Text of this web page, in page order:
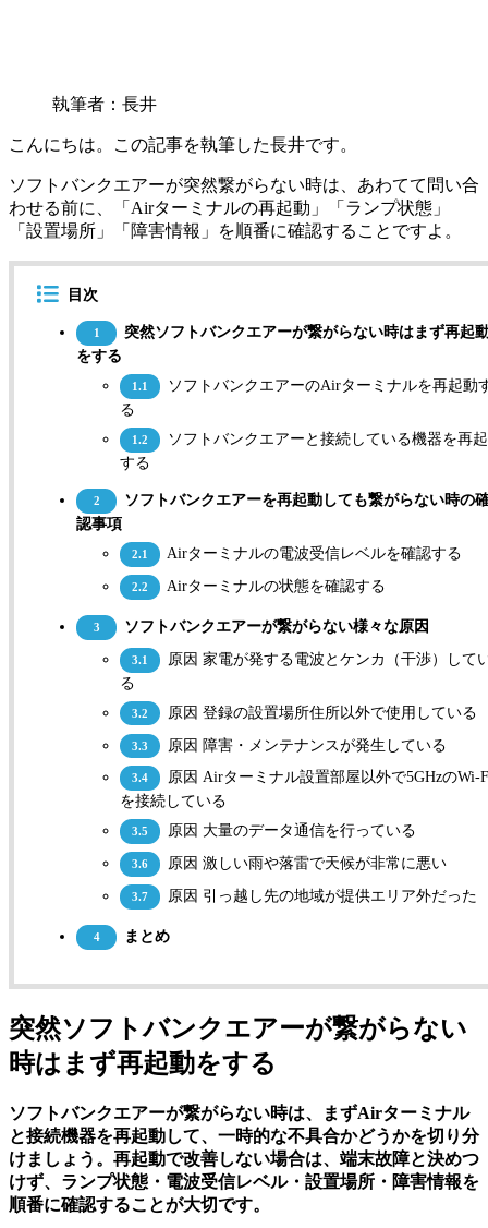
執筆者：長井
こんにちは。この記事を執筆した長井です。
ソフトバンクエアーが突然繋がらない時は、あわてて問い合
わせる前に、「Airターミナルの再起動」「ランプ状態」
「設置場所」「障害情報」を順番に確認することですよ。
目次
1
突然ソフトバンクエアーが繋がらない時はまず再起
をする
1.1
ソフトバンクエアーのAirターミナルを再起動
る
1.2
ソフトバンクエアーと接続している機器を再
する
2
ソフトバンクエアーを再起動しても繋がらない時の
認事項
2.1 Airターミナルの電波受信レベルを確認する
2.2 Airターミナルの状態を確認する
3 ソフトバンクエアーが繋がらない様々な原因
3.1
原因 家電が発する電波とケンカ（干渉）して
る
3.2 原因 登録の設置場所住所以外で使用している
3.3 原因 障害・メンテナンスが発生している
3.4
原因 Airターミナル設置部屋以外で5GHzのWi-
を接続している
3.5 原因 大量のデータ通信を行っている
3.6 原因 激しい雨や落雷で天候が非常に悪い
3.7 原因 引っ越し先の地域が提供エリア外だった
4 まとめ
突然ソフトバンクエアーが繋がらない
時はまず再起動をする
ソフトバンクエアーが繋がらない時は、まずAirターミナル
と接続機器を再起動して、一時的な不具合かどうかを切り分
けましょう。再起動で改善しない場合は、端末故障と決めつ
けず、ランプ状態・電波受信レベル・設置場所・障害情報を
順番に確認することが大切です。